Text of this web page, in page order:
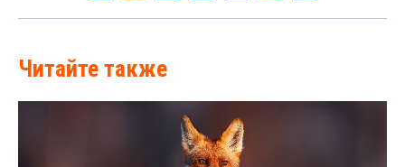
Читайте также